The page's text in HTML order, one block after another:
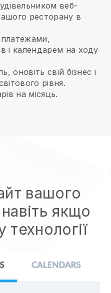
веб-
ресторану в
і календарем на ходу
оновіть свій бізнес і
рівня.
на місяць.
вашого
якщо
технології